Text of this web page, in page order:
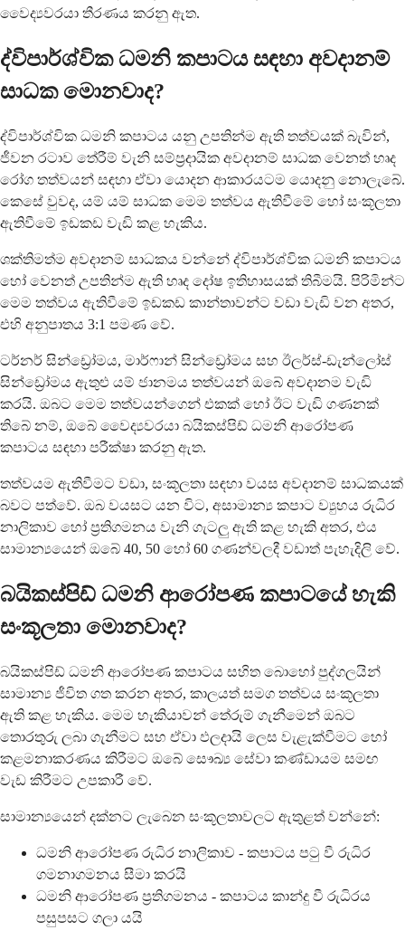
වෛද්‍යවරයා තීරණය කරනු ඇත.
ද්විපාර්ශ්වික ධමනි කපාටය සඳහා අවදානම්
සාධක මොනවාද?
ද්විපාර්ශ්වික ධමනි කපාටය යනු උපතින්ම ඇති තත්වයක් බැවින්,
ජීවන රටාව තේරීම් වැනි සම්ප්‍රදායික අවදානම් සාධක වෙනත් හෘද
රෝග තත්වයන් සඳහා ඒවා යොදන ආකාරයටම යොදනු නොලැබේ.
කෙසේ වුවද, යම් යම් සාධක මෙම තත්වය ඇතිවීමේ හෝ සංකූලතා
ඇතිවීමේ ඉඩකඩ වැඩි කළ හැකිය.
ශක්තිමත්ම අවදානම් සාධකය වන්නේ ද්විපාර්ශ්වික ධමනි කපාටය
හෝ වෙනත් උපතින්ම ඇති හෘද දෝෂ ඉතිහාසයක් තිබීමයි. පිරිමින්ට
මෙම තත්වය ඇතිවීමේ ඉඩකඩ කාන්තාවන්ට වඩා වැඩි වන අතර,
එහි අනුපාතය 3:1 පමණ වේ.
ටර්නර් සින්ඩ්‍රෝමය, මාර්ෆාන් සින්ඩ්‍රෝමය සහ ඊලර්ස්-ඩැන්ලෝස්
සින්ඩ්‍රෝමය ඇතුළු යම් ජානමය තත්වයන් ඔබේ අවදානම වැඩි
කරයි. ඔබට මෙම තත්වයන්ගෙන් එකක් හෝ ඊට වැඩි ගණනක්
තිබේ නම්, ඔබේ වෛද්‍යවරයා බයිකස්පිඩ් ධමනි ආරෝපණ
කපාටය සඳහා පරීක්ෂා කරනු ඇත.
තත්වයම ඇතිවීමට වඩා, සංකූලතා සඳහා වයස අවදානම් සාධකයක්
බවට පත්වේ. ඔබ වයසට යන විට, අසාමාන්‍ය කපාට ව්‍යුහය රුධිර
නාලිකාව හෝ ප්‍රතිගමනය වැනි ගැටලු ඇති කළ හැකි අතර, එය
සාමාන්‍යයෙන් ඔබේ 40, 50 හෝ 60 ගණන්වලදී වඩාත් පැහැදිලි වේ.
බයිකස්පිඩ් ධමනි ආරෝපණ කපාටයේ හැකි
සංකූලතා මොනවාද?
බයිකස්පිඩ් ධමනි ආරෝපණ කපාටය සහිත බොහෝ පුද්ගලයින්
සාමාන්‍ය ජීවිත ගත කරන අතර, කාලයත් සමග තත්වය සංකූලතා
ඇති කළ හැකිය. මෙම හැකියාවන් තේරුම් ගැනීමෙන් ඔබට
තොරතුරු ලබා ගැනීමට සහ ඒවා ඵලදායි ලෙස වැළැක්වීමට හෝ
කළමනාකරණය කිරීමට ඔබේ සෞඛ්‍ය සේවා කණ්ඩායම සමඟ
වැඩ කිරීමට උපකාරී වේ.
සාමාන්‍යයෙන් දක්නට ලැබෙන සංකූලතාවලට ඇතුළත් වන්නේ:
ධමනි ආරෝපණ රුධිර නාලිකාව - කපාටය පටු වී රුධිර
ගමනාගමනය සීමා කරයි
ධමනි ආරෝපණ ප්‍රතිගමනය - කපාටය කාන්දු වී රුධිරය
පසුපසට ගලා යයි